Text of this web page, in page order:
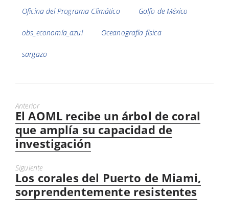
Etiquetas
Oficina del Programa Climático Golfo de México
obs_economía_azul Oceanografía física
sargazo
Anterior
Previous
post:
El AOML recibe un árbol de coral
que amplía su capacidad de
investigación
Siguiente
Next
post:
Los corales del Puerto de Miami,
sorprendentemente resistentes